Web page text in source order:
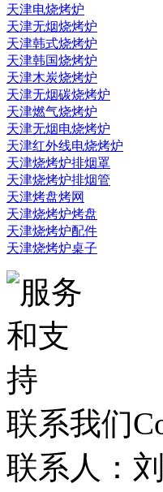
天津电烧烤炉
天津无烟烧烤炉
天津韩式烧烤炉
天津韩国烧烤炉
天津木炭烧烤炉
天津无烟碳烧烤炉
天津燃气烧烤炉
天津无烟电烧烤炉
天津红外线电烧烤炉
天津烧烤炉排烟罩
天津烧烤炉排烟管
天津烤盘烤网
天津烧烤炉烤盘
天津烧烤炉配件
天津烧烤炉桌子
联系我们
联系人：